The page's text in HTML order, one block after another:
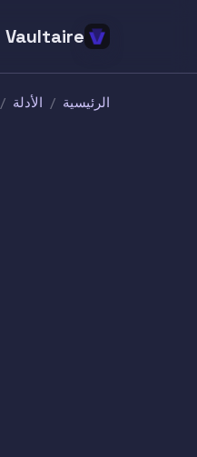
Vaultaire
الرئيسية / الأدلة /